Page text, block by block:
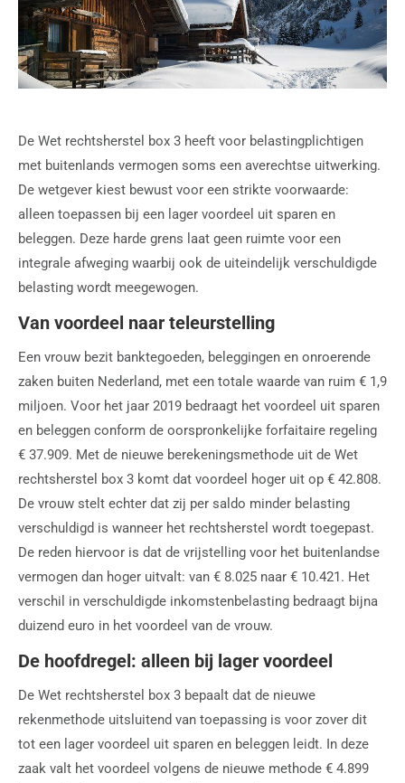
De Wet rechtsherstel box 3 heeft voor belastingplichtigen
met buitenlands vermogen soms een averechtse uitwerking.
De wetgever kiest bewust voor een strikte voorwaarde:
alleen toepassen bij een lager voordeel uit sparen en
beleggen. Deze harde grens laat geen ruimte voor een
integrale afweging waarbij ook de uiteindelijk verschuldigde
belasting wordt meegewogen.
Van voordeel naar teleurstelling
Een vrouw bezit banktegoeden, beleggingen en onroerende
zaken buiten Nederland, met een totale waarde van ruim € 1,9
miljoen. Voor het jaar 2019 bedraagt het voordeel uit sparen
en beleggen conform de oorspronkelijke forfaitaire regeling
€ 37.909. Met de nieuwe berekeningsmethode uit de Wet
rechtsherstel box 3 komt dat voordeel hoger uit op € 42.808.
De vrouw stelt echter dat zij per saldo minder belasting
verschuldigd is wanneer het rechtsherstel wordt toegepast.
De reden hiervoor is dat de vrijstelling voor het buitenlandse
vermogen dan hoger uitvalt: van € 8.025 naar € 10.421. Het
verschil in verschuldigde inkomstenbelasting bedraagt bijna
duizend euro in het voordeel van de vrouw.
De hoofdregel: alleen bij lager voordeel
De Wet rechtsherstel box 3 bepaalt dat de nieuwe
rekenmethode uitsluitend van toepassing is voor zover dit
tot een lager voordeel uit sparen en beleggen leidt. In deze
zaak valt het voordeel volgens de nieuwe methode € 4.899